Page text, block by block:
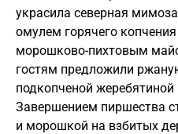
украсила северная
омулем горячего
морошково-пихтовым
гостям предложили
подкопченой
Завершением пиршества
и морошкой на взбитых